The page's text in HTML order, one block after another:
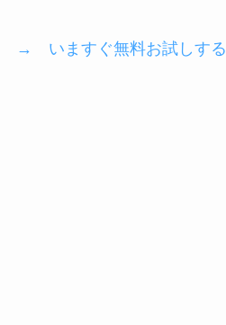
→ いますぐ無料お試しする